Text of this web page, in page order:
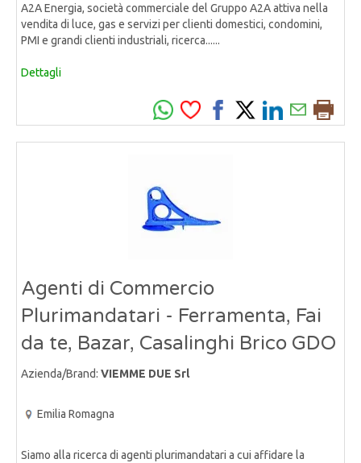
A2A Energia, società commerciale del Gruppo A2A attiva nella
vendita di luce, gas e servizi per clienti domestici, condomini,
PMI e grandi clienti industriali, ricerca......
Dettagli
Agenti di Commercio
Plurimandatari - Ferramenta, Fai
da te, Bazar, Casalinghi Brico GDO
Azienda/Brand: VIEMME DUE Srl
Emilia Romagna
Siamo alla ricerca di agenti plurimandatari a cui affidare la